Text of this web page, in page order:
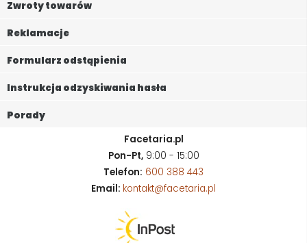
Zwroty towarów
Reklamacje
Formularz odstąpienia
Instrukcja odzyskiwania hasła
Porady
Facetaria.pl
Pon-Pt,9:00 - 15:00
Telefon: 600 388 443
Email: kontakt@facetaria.pl